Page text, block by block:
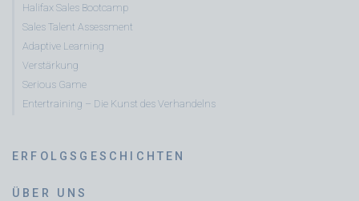
Halifax Sales Bootcamp
Sales Talent Assessment
Adaptive Learning
Verstärkung
Serious Game
Entertraining – Die Kunst des Verhandelns
ERFOLGSGESCHICHTEN
ÜBER UNS